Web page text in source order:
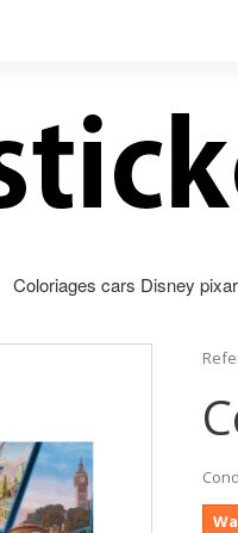
Coloriages cars Disney pixar